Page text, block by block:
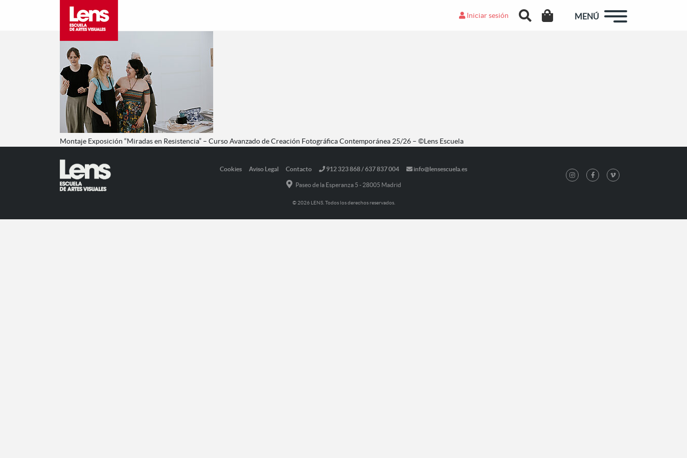
Iniciar sesión MENÚ
Montaje Exposición “Miradas en Resistencia” – Curso Avanzado de Creación Fotográfica Contemporánea 25/26 – ©Lens Escuela
Cookies Aviso Legal Contacto 912 323 868 / 637 837 004 info@lensescuela.es
Paseo de la Esperanza 5 - 28005 Madrid
© 2026 LENS. Todos los derechos reservados.